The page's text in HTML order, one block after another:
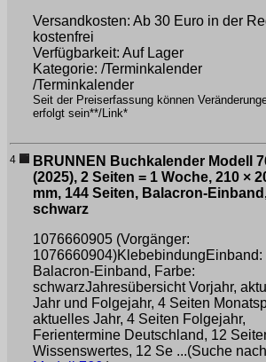
Versandkosten: Ab 30 Euro in der
kostenfrei
Verfügbarkeit: Auf Lager
Kategorie: /Terminkalender
/Terminkalender
Seit der Preiserfassung können
erfolgt sein**/Link*
4
BRUNNEN Buchkalender Modell
(2025), 2 Seiten = 1 Woche, 210 ×
mm, 144 Seiten, Balacron-
schwarz
1076660905 (Vorgänger:
1076660904)KlebebindungEinband:
Balacron-Einband, Farbe:
schwarzJahresübersicht Vorjahr,
Jahr und Folgejahr, 4 Seiten
aktuelles Jahr, 4 Seiten Folgejahr,
Ferientermine Deutschland, 12
Wissenswertes, 12 Se ...(Suche nach